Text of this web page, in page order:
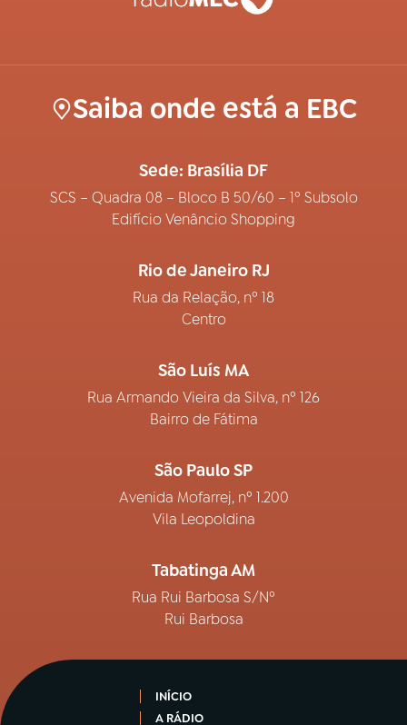
Saiba onde está a EBC
Sede: Brasília DF
SCS – Quadra 08 – Bloco B 50/60 – 1º Subsolo
Edifício Venâncio Shopping
Rio de Janeiro RJ
Rua da Relação, nº 18
Centro
São Luís MA
Rua Armando Vieira da Silva, nº 126
Bairro de Fátima
São Paulo SP
Avenida Mofarrej, nº 1.200
Vila Leopoldina
Tabatinga AM
Rua Rui Barbosa S/Nº
Rui Barbosa
INÍCIO
A RÁDIO